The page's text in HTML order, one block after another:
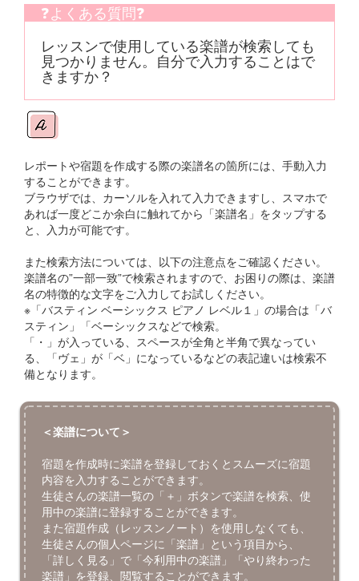
❓よくある質問❓
レッスンで使用している楽譜が検索しても
見つかりません。自分で入力することはで
きますか？
レポートや宿題を作成する際の楽譜名の箇所には、手動入力
することができます。
ブラウザでは、カーソルを入れて入力できますし、スマホで
あれば一度どこか余白に触れてから「楽譜名」をタップする
と、入力が可能です。
また検索方法については、以下の注意点をご確認ください。
楽譜名の”一部一致”で検索されますので、お困りの際は、楽譜
名の特徴的な文字をご入力してお試しください。
※「バスティン ベーシックス ピアノ レベル１」の場合は「バ
スティン」「ベーシックスなどで検索。
「・」が入っている、スペースが全角と半角で異なってい
る、「ヴェ」が「ベ」になっているなどの表記違いは検索不
備となります。
＜楽譜について＞
宿題を作成時に楽譜を登録しておくとスムーズに宿題
内容を入力することができます。
生徒さんの楽譜一覧の「＋」ボタンで楽譜を検索、使
用中の楽譜に登録することができます。
また宿題作成（レッスンノート）を使用しなくても、
生徒さんの個人ページに「楽譜」という項目から、
「詳しく見る」で「今利用中の楽譜」「やり終わった
楽譜」を登録、閲覧することができます。